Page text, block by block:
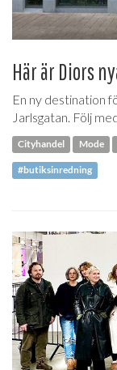
Här är Diors
En ny destination
Jarlsgatan. Följ
Cityhandel Mode
#butiksinredning